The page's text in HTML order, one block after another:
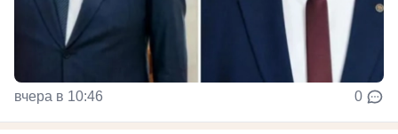
вчера в 10:46 0